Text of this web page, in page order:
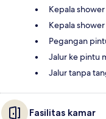
Kepala
Kepala
Pegangan
Jalur ke pintu
Jalur tanpa
Fasilitas kamar